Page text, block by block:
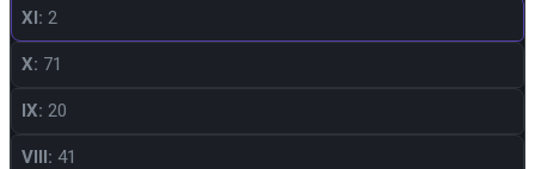
XI: 2
X: 71
IX: 20
VIII: 41